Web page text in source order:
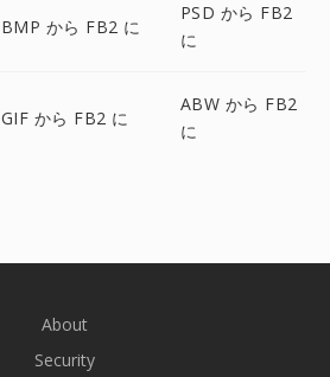
BMP から FB2 に
PSD から FB2
に
GIF から FB2 に
ABW から FB2
に
About
Security